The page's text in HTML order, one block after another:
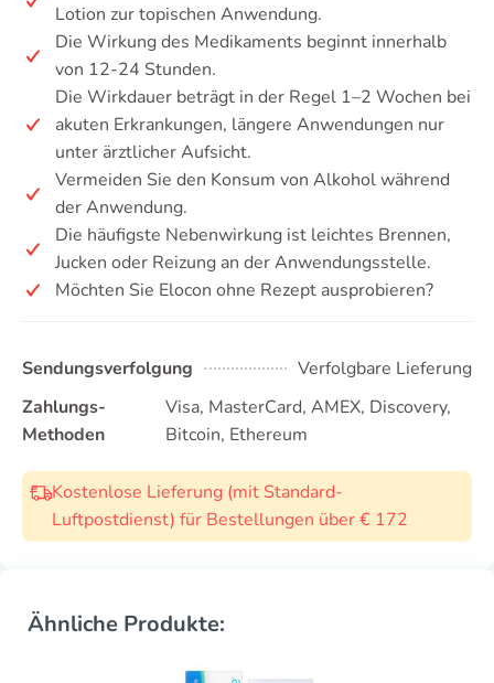
Lotion zur topischen Anwendung.
Die Wirkung des Medikaments beginnt innerhalb
von 12-24 Stunden.
Die Wirkdauer beträgt in der Regel 1–2 Wochen bei
akuten Erkrankungen, längere Anwendungen nur
unter ärztlicher Aufsicht.
Vermeiden Sie den Konsum von Alkohol während
der Anwendung.
Die häufigste Nebenwirkung ist leichtes Brennen,
Jucken oder Reizung an der Anwendungsstelle.
Möchten Sie Elocon ohne Rezept ausprobieren?
Sendungsverfolgung
Verfolgbare Lieferung
Zahlungs-
Methoden
Visa, MasterCard, AMEX, Discovery,
Bitcoin, Ethereum
Kostenlose Lieferung (mit Standard-
Luftpostdienst) für Bestellungen über € 172
Ähnliche Produkte: